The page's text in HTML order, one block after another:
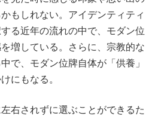
もしれない。アイデンティティ
る近年の流れの中で、モダン位
増している。さらに、宗教的な
で、モダン位牌自体が「供養」
にもなる。
右されずに選ぶことができるた